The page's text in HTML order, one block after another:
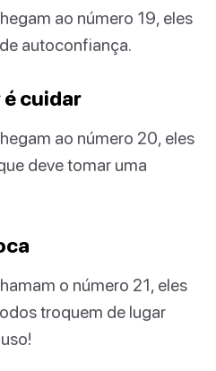
ao número 19, eles
autoconfiança.
cuidar
ao número 20, eles
deve tomar uma
o número 21, eles
troquem de lugar